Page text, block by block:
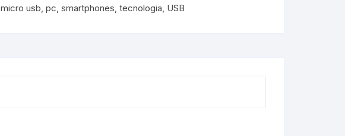
micro usb, pc, smartphones, tecnologia, USB